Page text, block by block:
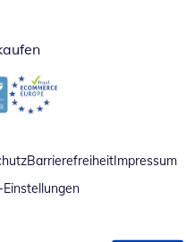
Fenster
Öffnet in neuem Fenster
BarrierefreiheitImpressum